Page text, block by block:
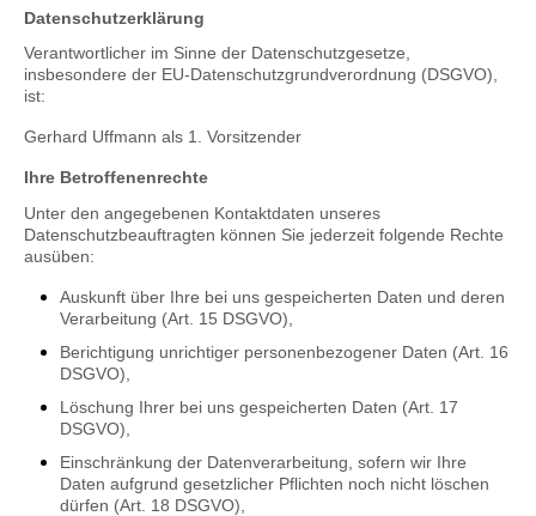
Datenschutzerklärung
Verantwortlicher im Sinne der Datenschutzgesetze,
insbesondere der EU-Datenschutzgrundverordnung (DSGVO),
ist:
Gerhard Uffmann als 1. Vorsitzender
Ihre Betroffenenrechte
Unter den angegebenen Kontaktdaten unseres
Datenschutzbeauftragten können Sie jederzeit folgende Rechte
ausüben:
Auskunft über Ihre bei uns gespeicherten Daten und deren
Verarbeitung (Art. 15 DSGVO),
Berichtigung unrichtiger personenbezogener Daten (Art. 16
DSGVO),
Löschung Ihrer bei uns gespeicherten Daten (Art. 17
DSGVO),
Einschränkung der Datenverarbeitung, sofern wir Ihre
Daten aufgrund gesetzlicher Pflichten noch nicht löschen
dürfen (Art. 18 DSGVO),